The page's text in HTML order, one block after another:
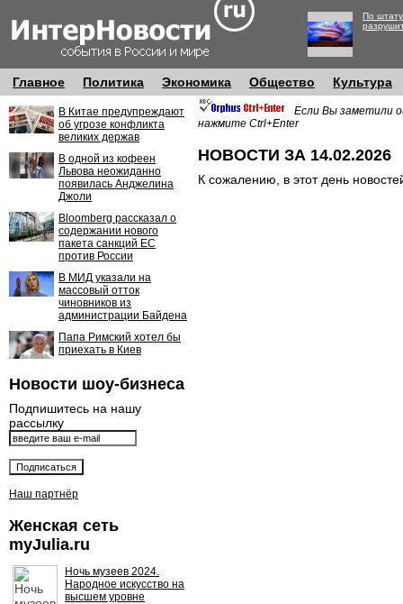
По
Главное Политика Экономика Общество Культура
В Китае предупреждают
об угрозе конфликта
великих держав
В одной из кофеен
Львова неожиданно
появилась Анджелина
Джоли
Bloomberg рассказал о
содержании нового
пакета санкций ЕС
против России
В МИД указали на
массовый отток
чиновников из
администрации Байдена
Папа Римский хотел бы
приехать в Киев
Новости шоу-бизнеса
Подпишитесь на нашу
рассылку
Наш партнёр
Женская сеть
myJulia.ru
Ночь музеев 2024.
Народное искусство на
высшем уровне
Если Вы заметили
нажмите Ctrl+Enter
НОВОСТИ ЗА 14.02.2026
К сожалению, в этот день